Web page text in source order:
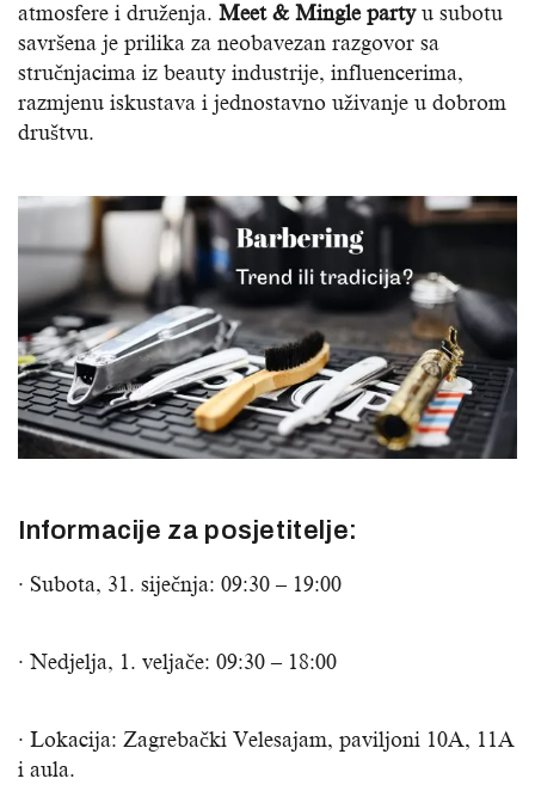
atmosfere i druženja. Meet & Mingle partyu subotu
savršena je prilika za neobavezan razgovor sa
stručnjacima iz beauty industrije, influencerima,
razmjenu iskustava i jednostavno uživanje u dobrom
društvu.
Informacije za posjetitelje:
· Subota, 31. siječnja: 09:30 – 19:00
· Nedjelja, 1. veljače: 09:30 – 18:00
· Lokacija: Zagrebački Velesajam, paviljoni 10A, 11A
i aula.